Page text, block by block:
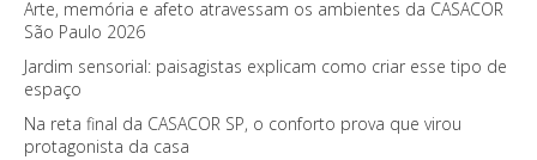
Arte, memória e afeto atravessam os ambientes da CASACOR
São Paulo 2026
Jardim sensorial: paisagistas explicam como criar esse tipo de
espaço
Na reta final da CASACOR SP, o conforto prova que virou
protagonista da casa